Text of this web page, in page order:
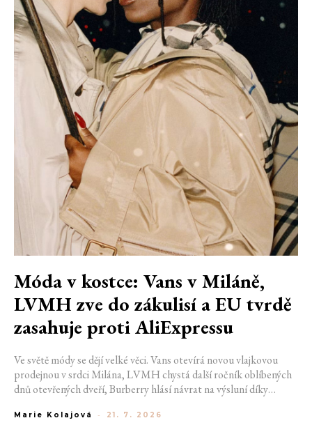
Móda v kostce: Vans v Miláně,
LVMH zve do zákulisí a EU tvrdě
zasahuje proti AliExpressu
Ve světě módy se dějí velké věci. Vans otevírá novou vlajkovou
prodejnou v srdci Milána, LVMH chystá další ročník oblíbených
dnů otevřených dveří, Burberry hlásí návrat na výsluní díky
AliExpress.
Marie Kolajová - 21. 7. 2026